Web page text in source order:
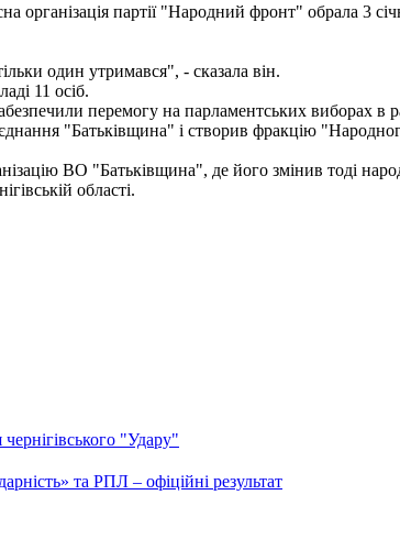
організація партії "Народний фронт" обрала 3
один утримався", - сказала він.
11 осіб.
перемогу на парламентських виборах в
"Батьківщина" і створив фракцію
ВО "Батьківщина", де його змінив тоді
області.
"Удару"
та РПЛ – офіційні результат